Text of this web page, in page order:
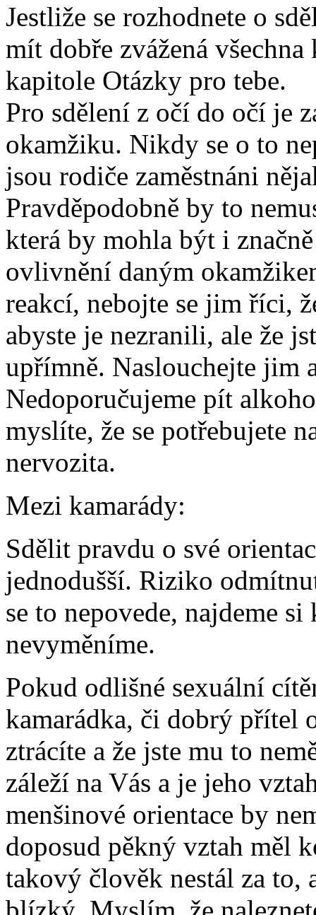
Jestliže se rozhodnete o
mít dobře zvážená
kapitole Otázky pro tebe.
Pro sdělení z očí do očí je
okamžiku. Nikdy se o to
jsou rodiče zaměstnáni
Pravděpodobně by to
která by mohla být i
ovlivnění daným
reakcí, nebojte se jim říci,
abyste je nezranili, ale že
upřímně. Naslouchejte jim
Nedoporučujeme pít
myslíte, že se potřebujete
nervozita.
Mezi kamarády:
Sdělit pravdu o své
jednodušší. Riziko
se to nepovede, najdeme
nevyměníme.
Pokud odlišné sexuální
kamarádka, či dobrý přítel
ztrácíte a že jste mu to
záleží na Vás a je jeho
menšinové orientace by
doposud pěkný vztah měl
takový člověk nestál za